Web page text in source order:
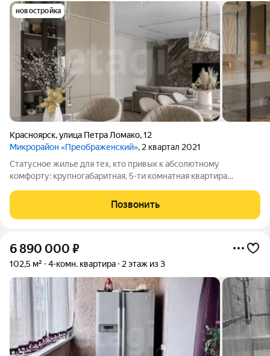
новостройка
Красноярск,улица Петра Ломако,12
Микрорайон «Преображенский», 2 квартал 2021
Статусное жилье для тех, кто привык к абсолютному
комфорту: крупногабаритная, 5-ти комнатнaя кваpтира
из премиальных материалов, панорамные окна на две стороны
и теплые полы по всей площади.
Позвонить
6 890 000 ₽
102,5 м² 4-комн. квартира 2 этаж из 3